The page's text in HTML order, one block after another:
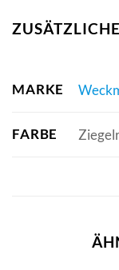
MARKE
FARBE